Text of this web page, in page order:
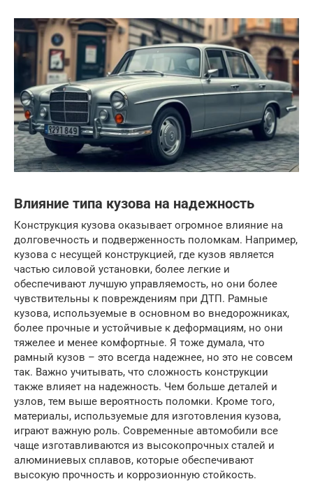
Влияние типа кузова на надежность
Конструкция кузова оказывает огромное влияние на
долговечность и подверженность поломкам. Например,
кузова с несущей конструкцией, где кузов является
частью силовой установки, более легкие и
обеспечивают лучшую управляемость, но они более
чувствительны к повреждениям при ДТП. Рамные
кузова, используемые в основном во внедорожниках,
более прочные и устойчивые к деформациям, но они
тяжелее и менее комфортные. Я тоже думала, что
рамный кузов – это всегда надежнее, но это не совсем
так. Важно учитывать, что сложность конструкции
также влияет на надежность. Чем больше деталей и
узлов, тем выше вероятность поломки. Кроме того,
материалы, используемые для изготовления кузова,
играют важную роль. Современные автомобили все
чаще изготавливаются из высокопрочных сталей и
алюминиевых сплавов, которые обеспечивают
высокую прочность и коррозионную стойкость.